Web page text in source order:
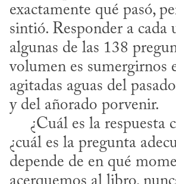
exactamente qué pasó,
sintió. Responder a cada
algunas de las 138
volumen es sumergirnos
agitadas aguas del
y del añorado porvenir.
¿cuál es la pregunta
depende de en qué